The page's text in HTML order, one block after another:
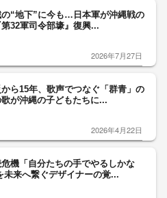
“地下”に今も…日本軍が沖縄戦の
32軍司令部壕』復興...
2026年7月27日
ら15年、歌声でつなぐ「群青」の
が沖縄の子どもたちに...
2026年4月22日
機「自分たちの手でやるしかな
未来へ繋ぐデザイナーの覚...